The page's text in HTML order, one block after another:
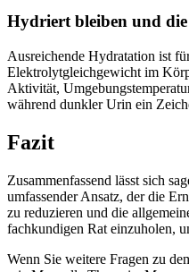
Hydriert bleiben und
Ausreichende Hydratation ist
Elektrolytgleichgewicht im
Aktivität,
während dunkler Urin ein
Fazit
Zusammenfassend lässt sich
umfassender Ansatz, der die
zu reduzieren und die
fachkundigen Rat einzuholen,
Wenn Sie weitere Fragen zu